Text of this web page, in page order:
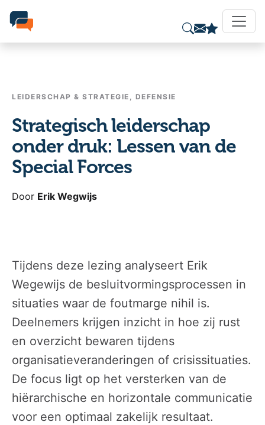
LEIDERSCHAP & STRATEGIE, DEFENSIE
Strategisch leiderschap
onder druk: Lessen van de
Special Forces
Door Erik Wegwijs
Tijdens deze lezing analyseert Erik
Wegewijs de besluitvormingsprocessen in
situaties waar de foutmarge nihil is.
Deelnemers krijgen inzicht in hoe zij rust
en overzicht bewaren tijdens
organisatieveranderingen of crisissituaties.
De focus ligt op het versterken van de
hiërarchische en horizontale communicatie
voor een optimaal zakelijk resultaat.